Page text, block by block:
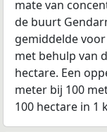
mate van
de buurt
gemiddelde voor
met behulp van
hectare. Een
meter bij 100
100 hectare in 1